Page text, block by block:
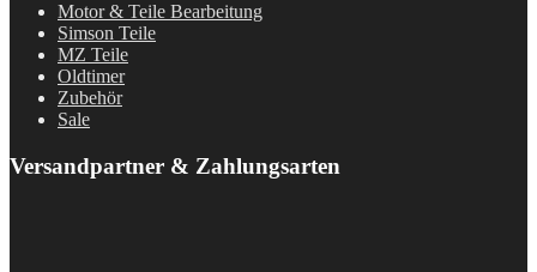
Motor & Teile Bearbeitung
Simson Teile
MZ Teile
Oldtimer
Zubehör
Sale
Versandpartner & Zahlungsarten